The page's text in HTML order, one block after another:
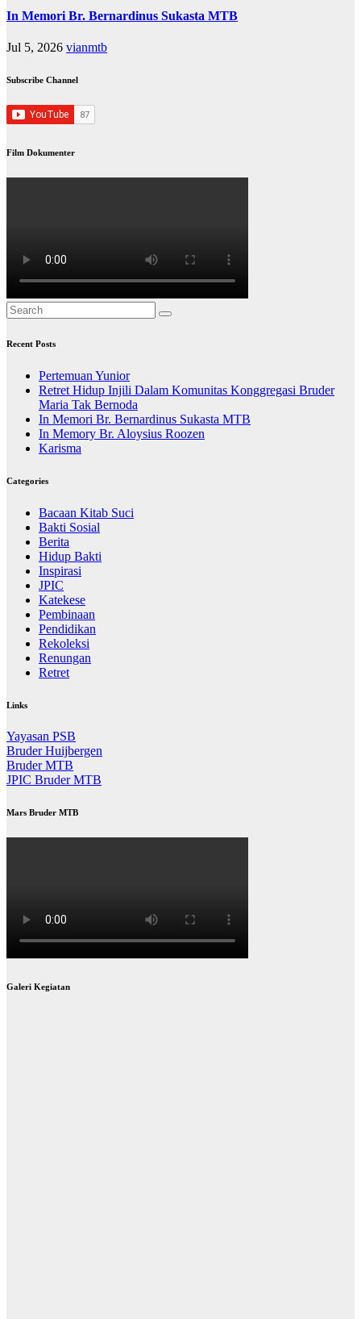
In Memori Br. Bernardinus Sukasta MTB
Jul 5, 2026 vianmtb
Subscribe Channel
Film Dokumenter
Recent Posts
Pertemuan Yunior
Retret Hidup Injili Dalam Komunitas Konggregasi Bruder
Maria Tak Bernoda
In Memori Br. Bernardinus Sukasta MTB
In Memory Br. Aloysius Roozen
Karisma
Categories
Bacaan Kitab Suci
Bakti Sosial
Berita
Hidup Bakti
Inspirasi
JPIC
Katekese
Pembinaan
Pendidikan
Rekoleksi
Renungan
Retret
Links
Yayasan PSB
Bruder Huijbergen
Bruder MTB
JPIC Bruder MTB
Mars Bruder MTB
Galeri Kegiatan